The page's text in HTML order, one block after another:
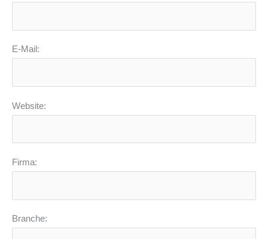
E-Mail:
Website:
Firma:
Branche: